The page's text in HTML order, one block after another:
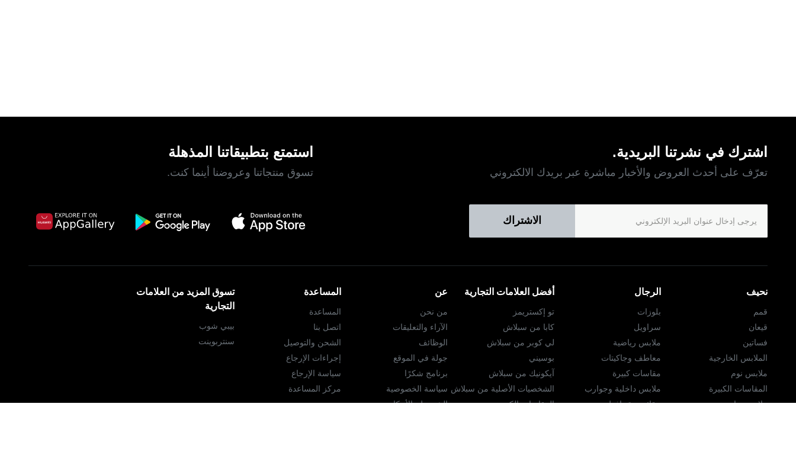
اشترك في نشرتنا البريدية.
تعرّف على أحدث العروض والأخبار مباشرة عبر بريدك الالكتروني
الاشتراك
استمتع بتطبيقاتنا المذهلة
تسوق منتجاتنا وعروضنا أينما كنت.
نحيف
قمم
قيعان
فساتين
الملابس الخارجية
ملابس نوم
المقاسات الكبيرة
ملابس رياضية
الرجال
بلوزات
سراويل
ملابس رياضية
معاطف وجاكيتات
مقاسات كبيرة
ملابس داخلية وجوارب
حقائب ومَحافِظ
أفضل العلامات التجارية
تو إكستريمز
كابا من سبلاش
لي كوبر من سبلاش
بوسيني
آيكونيك من سبلاش
الشخصيات الأصلية من سبلاش
المقاسات الكبيرة
عن
من نحن
الآراء والتعليقات
الوظائف
جولة في الموقع
برنامج شكرًا
سياسة الخصوصية
الشروط والأحكام
المساعدة
المساعدة
اتصل بنا
الشحن والتوصيل
إجراءات الإرجاع
سياسة الإرجاع
مركز المساعدة
تسوق المزيد من العلامات
التجارية
بيبي شوب
سنتربوينت